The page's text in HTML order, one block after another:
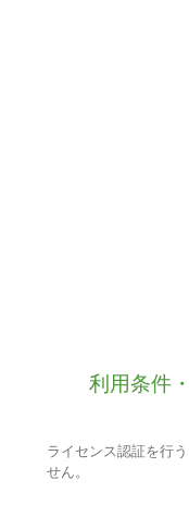
利用条件
ライセンス認証を行
せん。